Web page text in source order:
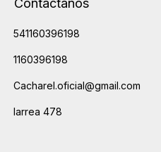
541160396198
1160396198
Cacharel.oficial@gmail.com
larrea 478